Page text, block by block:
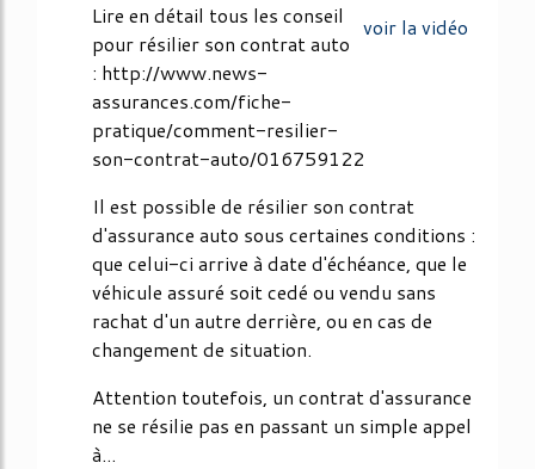
voir la vidéo
Lire en détail tous les conseil
pour résilier son contrat auto
: http://www.news-
assurances.com/fiche-
pratique/comment-resilier-
son-contrat-auto/016759122
Il est possible de résilier son contrat
d'assurance auto sous certaines conditions :
que celui-ci arrive à date d'échéance, que le
véhicule assuré soit cedé ou vendu sans
rachat d'un autre derrière, ou en cas de
changement de situation.
Attention toutefois, un contrat d'assurance
ne se résilie pas en passant un simple appel
à...